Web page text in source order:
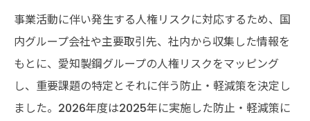
事業活動に伴い発生する人権リスクに対応するため、国
内グループ会社や主要取引先、社内から収集した情報を
もとに、愛知製鋼グループの人権リスクをマッピング
し、重要課題の特定とそれに伴う防止・軽減策を決定し
ました。2026年度は2025年に実施した防止・軽減策に